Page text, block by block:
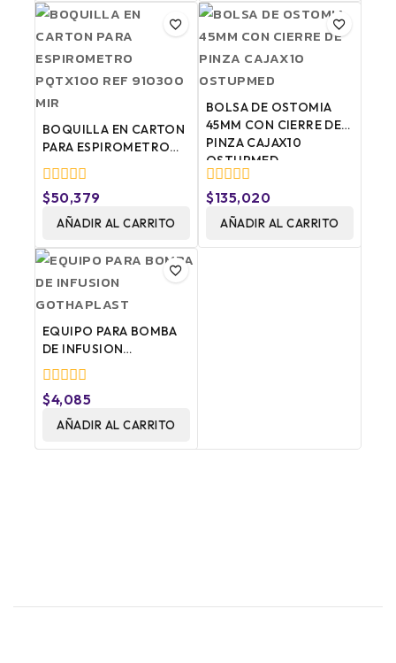
BOQUILLA EN CARTON
PARA ESPIROMETRO
PQTX100 REF 910300
MIR
0
fuera
de
$50,379
AÑADIR AL CARRITO
BOLSA DE OSTOMIA
45MM CON CIERRE DE
PINZA CAJAX10
OSTUPMED
0
fuera
de
$135,020
AÑADIR AL CARRITO
EQUIPO PARA BOMBA
DE INFUSION
GOTHAPLAST
0
fuera
de
$4,085
AÑADIR AL CARRITO